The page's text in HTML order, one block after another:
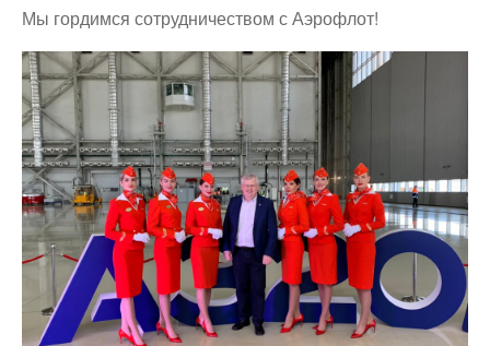
Мы гордимся сотрудничеством с Аэрофлот!